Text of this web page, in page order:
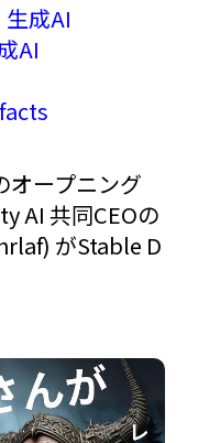
生成AI
AI
ープニング
AI 共同CEOの
がStable D